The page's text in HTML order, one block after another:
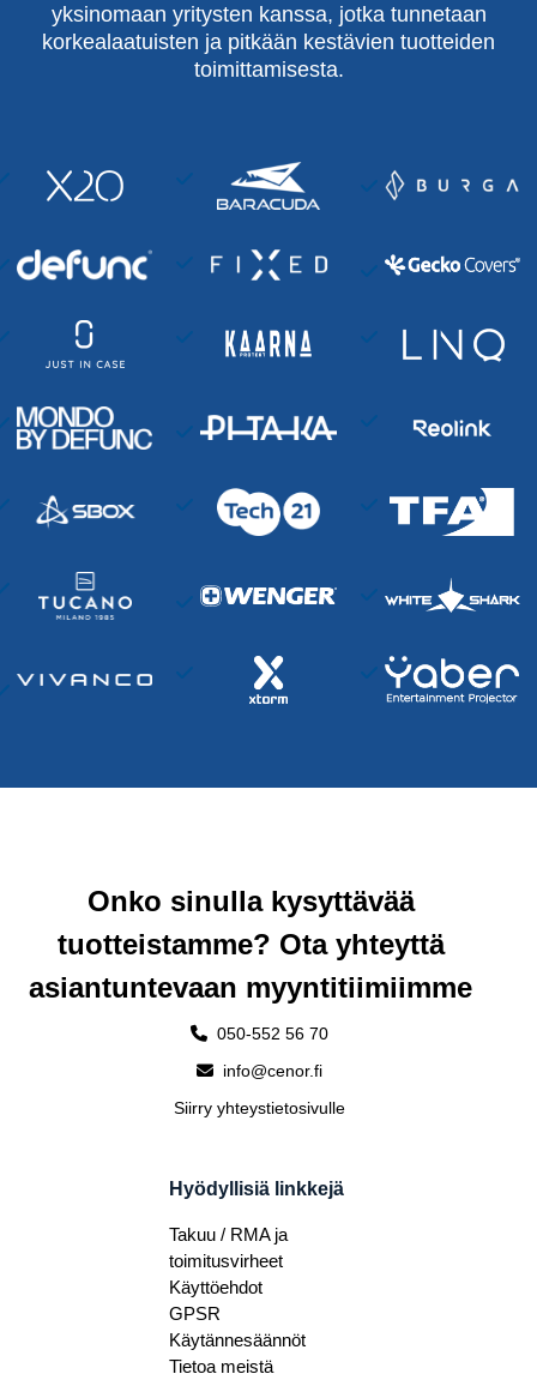
yksinomaan yritysten kanssa, jotka tunnetaan
korkealaatuisten ja pitkään kestävien tuotteiden
toimittamisesta.
Onko sinulla kysyttävää
tuotteistamme? Ota yhteyttä
asiantuntevaan myyntitiimiimme
050-552 56 70
info@cenor.fi
Siirry yhteystietosivulle
Hyödyllisiä linkkejä
Takuu / RMA ja
toimitusvirheet
Käyttöehdot
GPSR
Käytännesäännöt
Tietoa meistä